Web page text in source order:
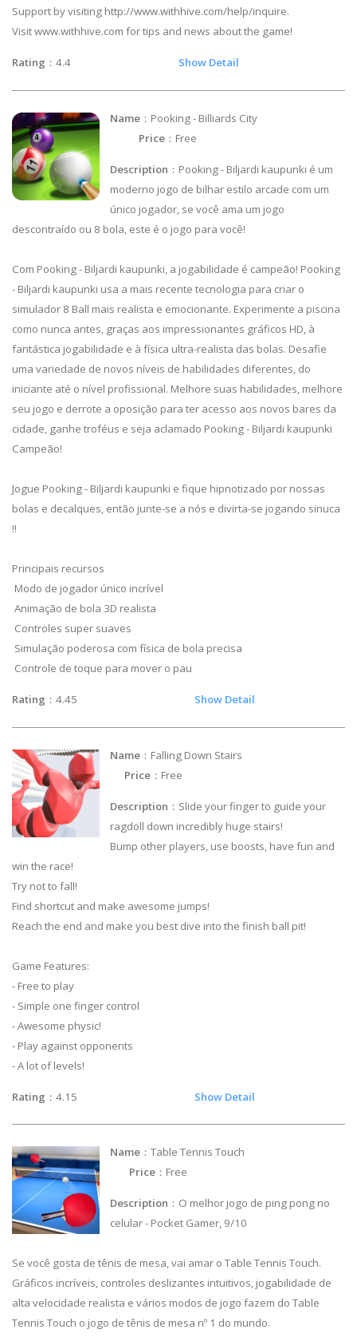
Support by visiting http://www.withhive.com/help/inquire.
Visit www.withhive.com for tips and news about the game!
Rating ：4.4 Show Detail
Name ：Pooking - Billiards City
Price ：Free
Description ：Pooking - Biljardi kaupunki é um
moderno jogo de bilhar estilo arcade com um
único jogador, se você ama um jogo
descontraído ou 8 bola, este é o jogo para você!
Com Pooking - Biljardi kaupunki, a jogabilidade é campeão! Pooking
- Biljardi kaupunki usa a mais recente tecnologia para criar o
simulador 8 Ball mais realista e emocionante. Experimente a piscina
como nunca antes, graças aos impressionantes gráficos HD, à
fantástica jogabilidade e à física ultra-realista das bolas. Desafie
uma variedade de novos níveis de habilidades diferentes, do
iniciante até o nível profissional. Melhore suas habilidades, melhore
seu jogo e derrote a oposição para ter acesso aos novos bares da
cidade, ganhe troféus e seja aclamado Pooking - Biljardi kaupunki
Campeão!
Jogue Pooking - Biljardi kaupunki e fique hipnotizado por nossas
bolas e decalques, então junte-se a nós e divirta-se jogando sinuca
!!
Principais recursos
Modo de jogador único incrível
Animação de bola 3D realista
Controles super suaves
Simulação poderosa com física de bola precisa
Controle de toque para mover o pau
Rating ：4.45 Show Detail
Name ：Falling Down Stairs
Price ：Free
Description ：Slide your finger to guide your
ragdoll down incredibly huge stairs!
Bump other players, use boosts, have fun and
win the race!
Try not to fall!
Find shortcut and make awesome jumps!
Reach the end and make you best dive into the finish ball pit!
Game Features:
- Free to play
- Simple one finger control
- Awesome physic!
- Play against opponents
- A lot of levels!
Rating ：4.15 Show Detail
Name ：Table Tennis Touch
Price ：Free
Description ：O melhor jogo de ping pong no
celular - Pocket Gamer, 9/10
Se você gosta de tênis de mesa, vai amar o Table Tennis Touch.
Gráficos incríveis, controles deslizantes intuitivos, jogabilidade de
alta velocidade realista e vários modos de jogo fazem do Table
Tennis Touch o jogo de tênis de mesa nº 1 do mundo.